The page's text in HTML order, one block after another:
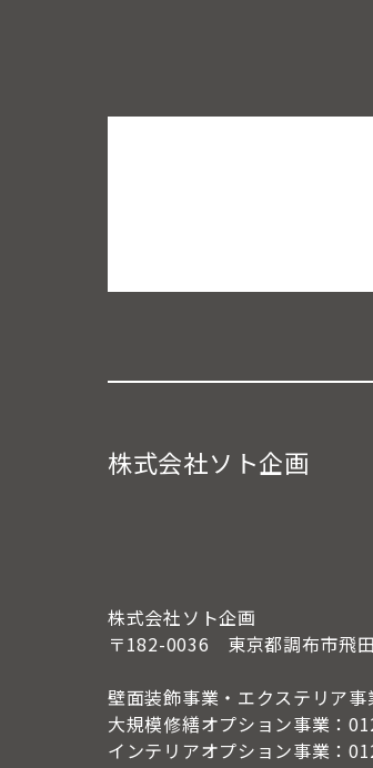
株式会社ソト企画
株式会社ソト企画
〒182-0036 東京都調布市飛
壁面装飾事業・エクステリア
大規模修繕オプション事業：
インテリアオプション事業：